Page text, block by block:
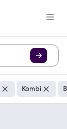
Kombi